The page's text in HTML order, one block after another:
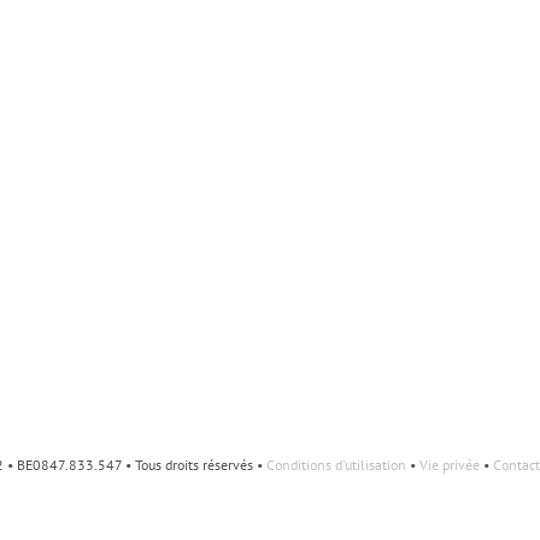
BE0847.833.547 • Tous droits réservés • Conditions d'utilisation • Vie privée•